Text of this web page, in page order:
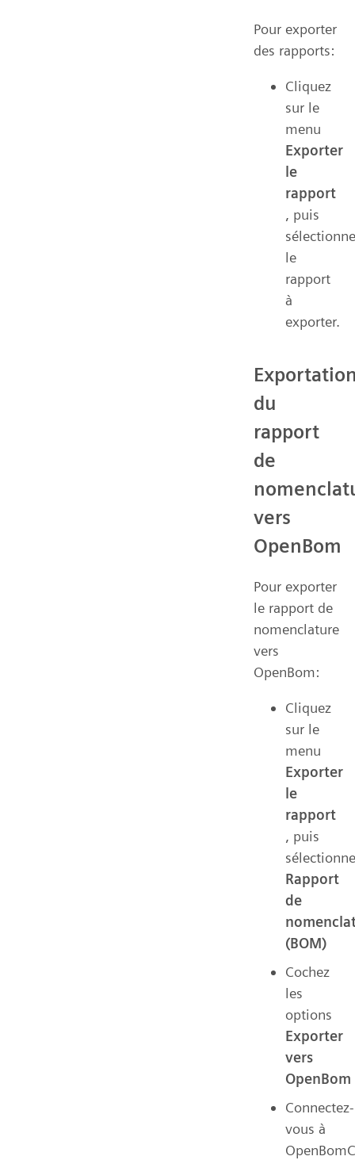
Pour exporter
des rapports:
Cliquez
sur le
menu
Exporter
le
rapport
, puis
le
rapport
à
exporter.
du
rapport
de
vers
OpenBom
Pour exporter
le rapport de
nomenclature
vers
OpenBom:
Cliquez
sur le
menu
Exporter
le
rapport
, puis
Rapport
de
(BOM)
Cochez
les
options
Exporter
vers
OpenBom
Connectez-
vous à